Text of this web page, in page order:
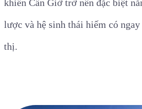
khiến Cần Giờ trở nên đặc biệt
lược và hệ sinh thái hiếm có
thị.